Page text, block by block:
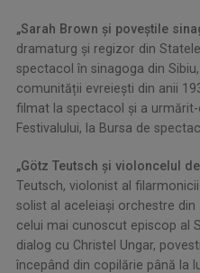
„Sarah Brown și poveștile
dramaturg și regizor din
spectacol în sinagoga din
comunității evreiești din anii
filmat la spectacol și a urmărit-
Festivalului, la Bursa de
„Götz Teutsch și violoncelul de
Teutsch, violonist al
solist al aceleiași orchestre
celui mai cunoscut episcop al
dialog cu Christel Ungar,
începând din copilărie până la